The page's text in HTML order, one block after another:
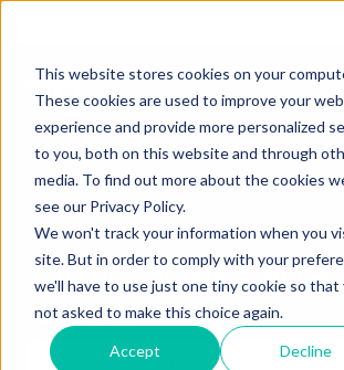
This website stores cookies on your
These cookies are used to improve your
experience and provide more personalized
to you, both on this website and through
media. To find out more about the cookies
see our Privacy Policy.
We won't track your information when you
site. But in order to comply with your
we'll have to use just one tiny cookie so that
not asked to make this choice again.
Accept Decline
Bonjour. Comment
vous aider?